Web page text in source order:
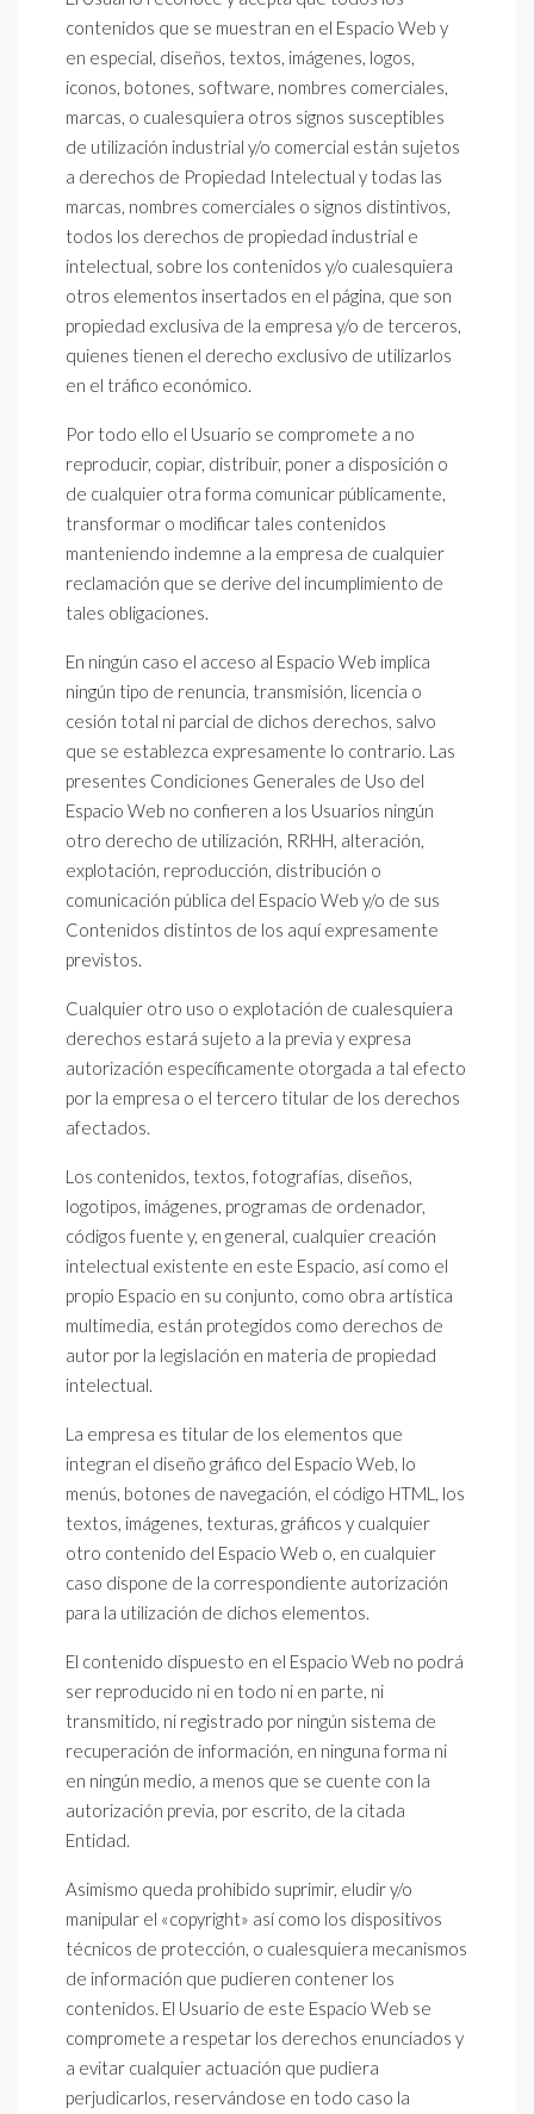
contenidos que se muestran en el Espacio Web y
en especial, diseños, textos, imágenes, logos,
iconos, botones, software, nombres comerciales,
marcas, o cualesquiera otros signos susceptibles
de utilización industrial y/o comercial están sujetos
a derechos de Propiedad Intelectual y todas las
marcas, nombres comerciales o signos distintivos,
todos los derechos de propiedad industrial e
intelectual, sobre los contenidos y/o cualesquiera
otros elementos insertados en el página, que son
propiedad exclusiva de la empresa y/o de terceros,
quienes tienen el derecho exclusivo de utilizarlos
en el tráfico económico.
Por todo ello el Usuario se compromete a no
reproducir, copiar, distribuir, poner a disposición o
de cualquier otra forma comunicar públicamente,
transformar o modificar tales contenidos
manteniendo indemne a la empresa de cualquier
reclamación que se derive del incumplimiento de
tales obligaciones.
En ningún caso el acceso al Espacio Web implica
ningún tipo de renuncia, transmisión, licencia o
cesión total ni parcial de dichos derechos, salvo
que se establezca expresamente lo contrario. Las
presentes Condiciones Generales de Uso del
Espacio Web no confieren a los Usuarios ningún
otro derecho de utilización, RRHH, alteración,
explotación, reproducción, distribución o
comunicación pública del Espacio Web y/o de sus
Contenidos distintos de los aquí expresamente
previstos.
Cualquier otro uso o explotación de cualesquiera
derechos estará sujeto a la previa y expresa
autorización específicamente otorgada a tal efecto
por la empresa o el tercero titular de los derechos
afectados.
Los contenidos, textos, fotografías, diseños,
logotipos, imágenes, programas de ordenador,
códigos fuente y, en general, cualquier creación
intelectual existente en este Espacio, así como el
propio Espacio en su conjunto, como obra artística
multimedia, están protegidos como derechos de
autor por la legislación en materia de propiedad
intelectual.
La empresa es titular de los elementos que
integran el diseño gráfico del Espacio Web, lo
menús, botones de navegación, el código HTML, los
textos, imágenes, texturas, gráficos y cualquier
otro contenido del Espacio Web o, en cualquier
caso dispone de la correspondiente autorización
para la utilización de dichos elementos.
El contenido dispuesto en el Espacio Web no podrá
ser reproducido ni en todo ni en parte, ni
transmitido, ni registrado por ningún sistema de
recuperación de información, en ninguna forma ni
en ningún medio, a menos que se cuente con la
autorización previa, por escrito, de la citada
Entidad.
Asimismo queda prohibido suprimir, eludir y/o
manipular el «copyright» así como los dispositivos
técnicos de protección, o cualesquiera mecanismos
de información que pudieren contener los
contenidos. El Usuario de este Espacio Web se
compromete a respetar los derechos enunciados y
a evitar cualquier actuación que pudiera
perjudicarlos, reservándose en todo caso la